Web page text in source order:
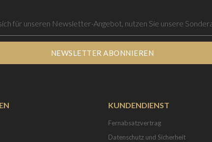
NEWSLETTER ABONNIEREN
KUNDENDIENST
Fernabsatzvertrag
Datenschutz und Sicherheit